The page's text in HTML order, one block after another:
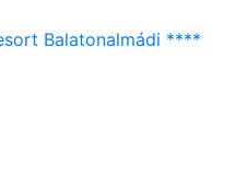
Balatonalmádi ****